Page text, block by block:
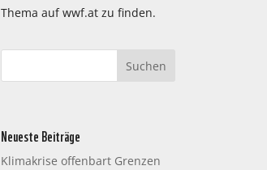
Thema auf wwf.at zu finden.
Neueste Beiträge
Klimakrise offenbart Grenzen